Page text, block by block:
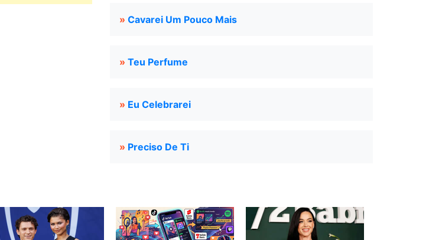
» Cavarei Um Pouco Mais
» Teu Perfume
» Eu Celebrarei
» Preciso De Ti